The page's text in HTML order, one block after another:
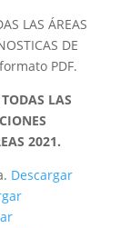
LAS ÁREAS
DE
PDF.
LAS
2021.
Descargar